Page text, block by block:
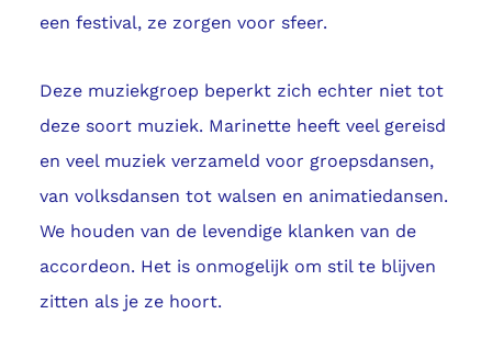
een festival, ze zorgen voor sfeer.
Deze muziekgroep beperkt zich echter niet tot
deze soort muziek. Marinette heeft veel gereisd
en veel muziek verzameld voor groepsdansen,
van volksdansen tot walsen en animatiedansen.
We houden van de levendige klanken van de
accordeon. Het is onmogelijk om stil te blijven
zitten als je ze hoort.